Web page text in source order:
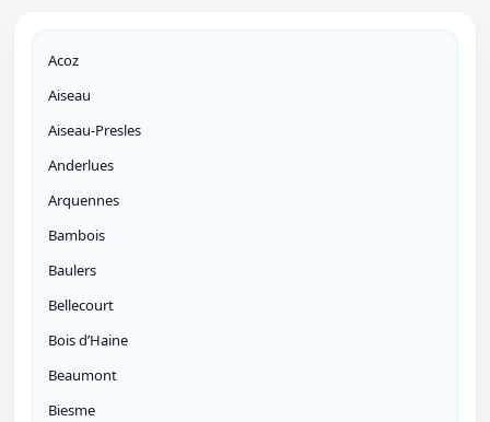
Acoz
Aiseau
Aiseau-Presles
Anderlues
Arquennes
Bambois
Baulers
Bellecourt
Bois d’Haine
Beaumont
Biesme